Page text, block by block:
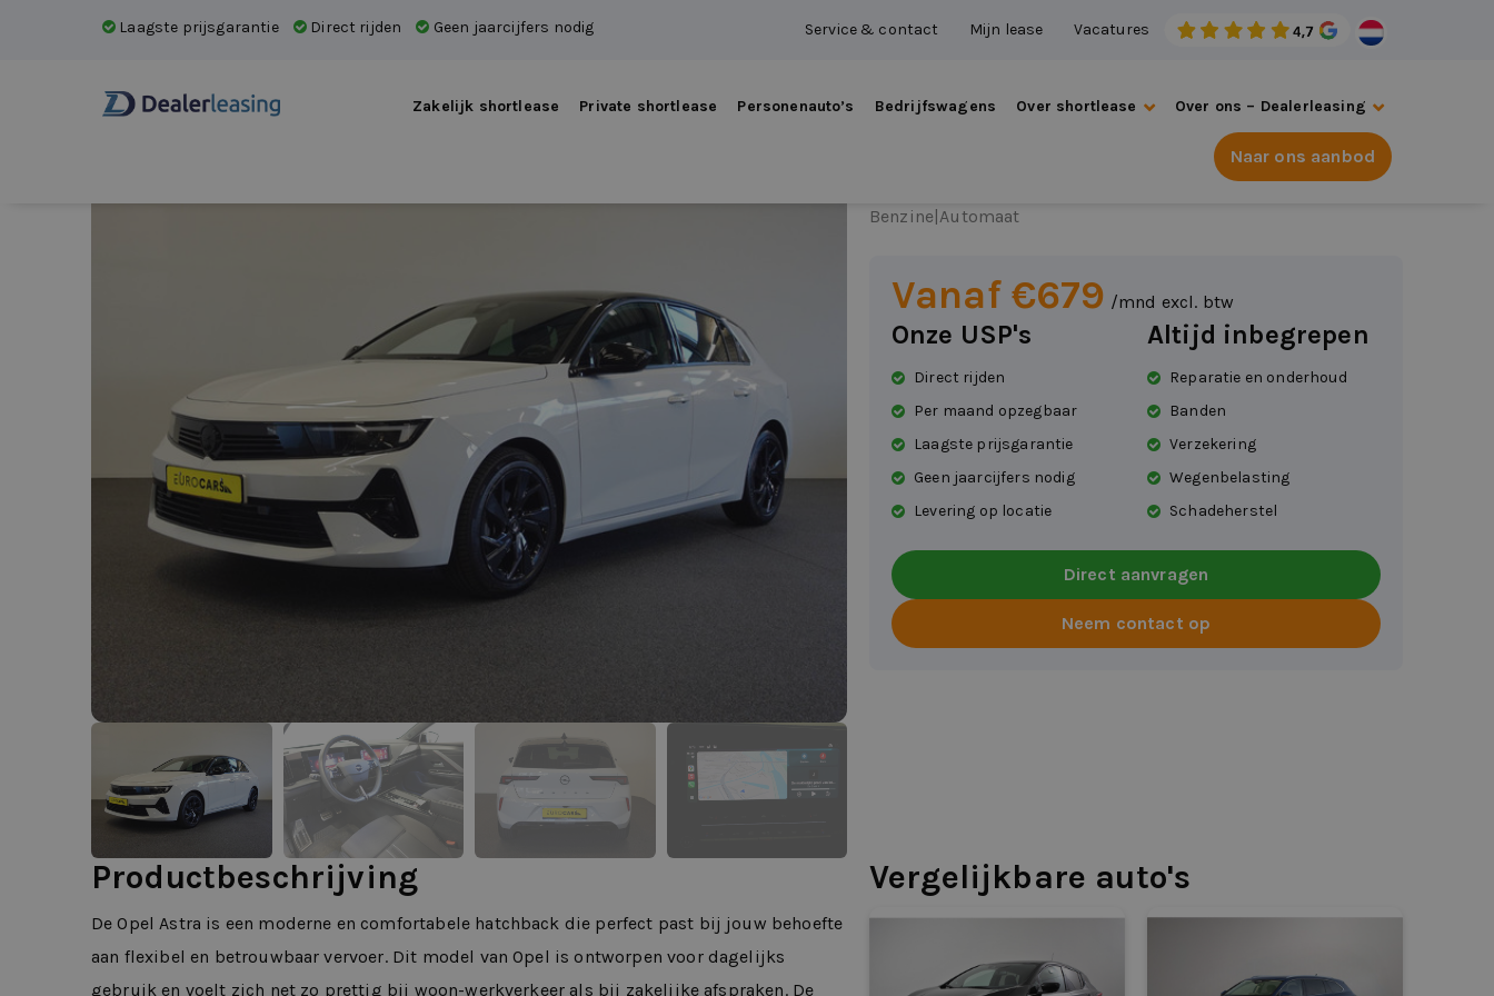
Laagste prijsgarantie Direct rijden Geen jaarcijfers nodig Service & contact Mijn lease Vacatures
Zakelijk shortlease Private shortlease Personenauto’s Bedrijfswagens Over shortlease Over ons – Dealerleasing
Naar ons aanbod
Benzine|Automaat
Vanaf €679 /mnd excl. btw
Onze USP's
Direct rijden
Per maand opzegbaar
Laagste prijsgarantie
Geen jaarcijfers nodig
Levering op locatie
Altijd inbegrepen
Reparatie en onderhoud
Banden
Verzekering
Wegenbelasting
Schadeherstel
Direct aanvragen
Neem contact op
Productbeschrijving
De Opel Astra is een moderne en comfortabele hatchback die perfect past bij jouw behoefte
aan flexibel en betrouwbaar vervoer. Dit model van Opel is ontworpen voor dagelijks
gebruik en voelt zich net zo prettig bij woon-werkverkeer als bij zakelijke afspraken. De
Vergelijkbare auto's